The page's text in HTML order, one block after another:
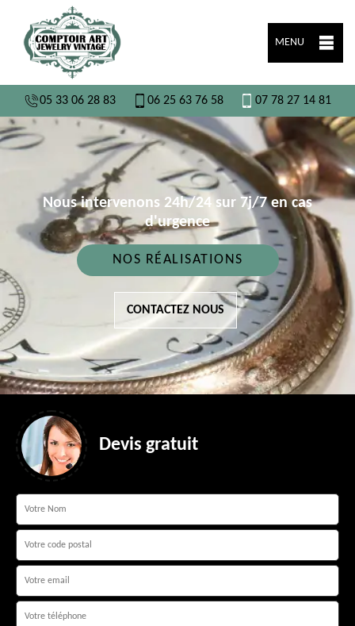
MENU
05 33 06 28 83 06 25 63 76 58 07 78 27 14 81
Nous intervenons 24h/24 sur 7j/7 en cas
d'urgence
NOS RÉALISATIONS
CONTACTEZ NOUS
Devis gratuit